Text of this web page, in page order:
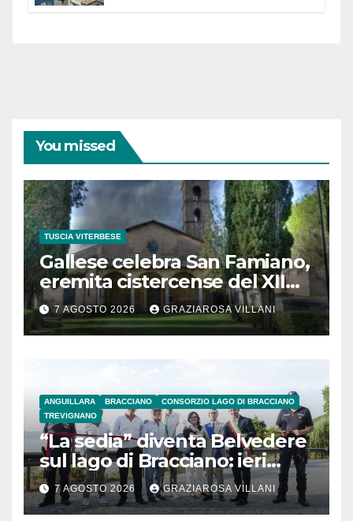
You missed
TUSCIA VITERBESE
Gallese celebra San Famiano,
eremita cistercense del XII
secolo
7 AGOSTO 2026 GRAZIAROSA VILLANI
ANGUILLARA BRACCIANO
CONSORZIO LAGO DI BRACCIANO
TREVIGNANO
“La sedia” diventa Belvedere
sul lago di Bracciano: ieri
l’inaugurazione
7 AGOSTO 2026 GRAZIAROSA VILLANI